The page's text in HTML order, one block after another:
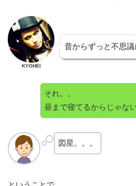
KYOHEI
昔からずっと不思議
それ。。
昼まで寝てるからじゃな
図星。。。